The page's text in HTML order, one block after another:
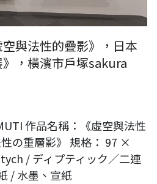
與法性的疊影》，日本
》，橫濱市戶塚sakura
作品名稱：《虛空與法性
の重層影》 規格： 97 ×
/ ディプティック／二連
/ 水墨、宣紙